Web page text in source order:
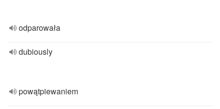
odparowała
dubiously
powątpiewaniem